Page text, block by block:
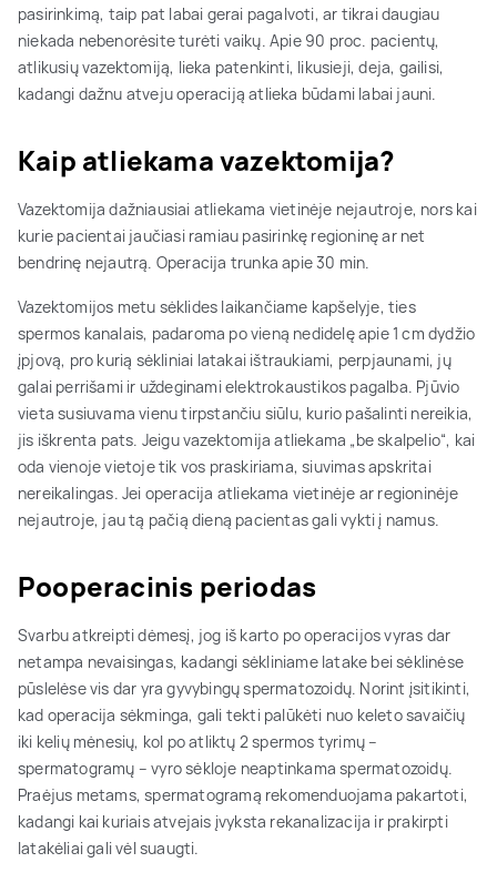
pasirinkimą, taip pat labai gerai pagalvoti, ar tikrai daugiau
niekada nebenorėsite turėti vaikų. Apie 90 proc. pacientų,
atlikusių vazektomiją, lieka patenkinti, likusieji, deja, gailisi,
kadangi dažnu atveju operaciją atlieka būdami labai jauni.
Kaip atliekama vazektomija?
Vazektomija dažniausiai atliekama vietinėje nejautroje, nors kai
kurie pacientai jaučiasi ramiau pasirinkę regioninę ar net
bendrinę nejautrą. Operacija trunka apie 30 min.
Vazektomijos metu sėklides laikančiame kapšelyje, ties
spermos kanalais, padaroma po vieną nedidelę apie 1 cm dydžio
įpjovą, pro kurią sėkliniai latakai ištraukiami, perpjaunami, jų
galai perrišami ir uždeginami elektrokaustikos pagalba. Pjūvio
vieta susiuvama vienu tirpstančiu siūlu, kurio pašalinti nereikia,
jis iškrenta pats. Jeigu vazektomija atliekama „be skalpelio“, kai
oda vienoje vietoje tik vos praskiriama, siuvimas apskritai
nereikalingas. Jei operacija atliekama vietinėje ar regioninėje
nejautroje, jau tą pačią dieną pacientas gali vykti į namus.
Pooperacinis periodas
Svarbu atkreipti dėmesį, jog iš karto po operacijos vyras dar
netampa nevaisingas, kadangi sėkliniame latake bei sėklinėse
pūslelėse vis dar yra gyvybingų spermatozoidų. Norint įsitikinti,
kad operacija sėkminga, gali tekti palūkėti nuo keleto savaičių
iki kelių mėnesių, kol po atliktų 2 spermos tyrimų –
spermatogramų – vyro sėkloje neaptinkama spermatozoidų.
Praėjus metams, spermatogramą rekomenduojama pakartoti,
kadangi kai kuriais atvejais įvyksta rekanalizacija ir prakirpti
latakėliai gali vėl suaugti.